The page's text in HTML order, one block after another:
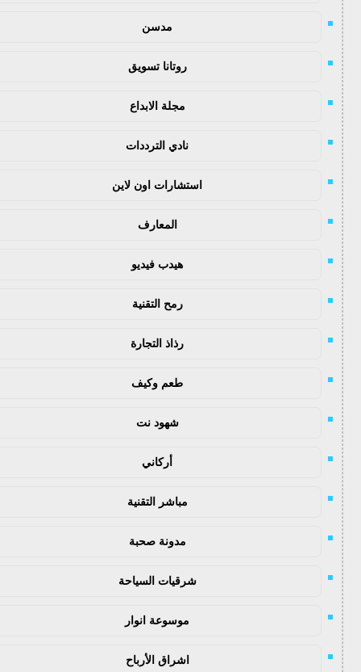
مدسن
روتانا تسويق
مجلة الابداع
نادي الترددات
استشارات اون لاين
المعارف
هيدب فيديو
رمح التقنية
رذاذ التجارة
طعم وكيف
شهود نت
أركاني
مباشر التقنية
مدونة صحبة
شرقيات السياحة
موسوعة انوار
اشراق الأرباح